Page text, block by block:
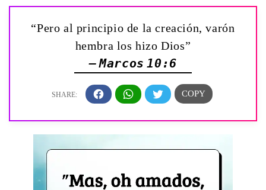
“Pero al principio de la creación, varón
hembra los hizo Dios”
— Marcos 10:6